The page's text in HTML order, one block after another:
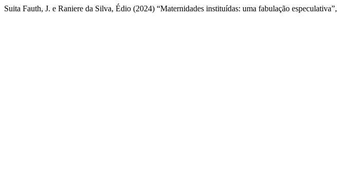
Suita Fauth, J. e Raniere da Silva, Édio (2024) “Maternidades instituídas: uma fabulação especulativa”,